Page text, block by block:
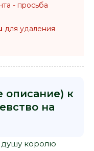
- просьба
для удаления
описание) к
на
королю